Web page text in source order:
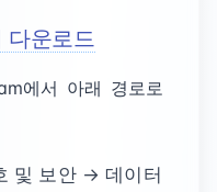
다운로드
에서 아래 경로로
및 보안 → 데이터